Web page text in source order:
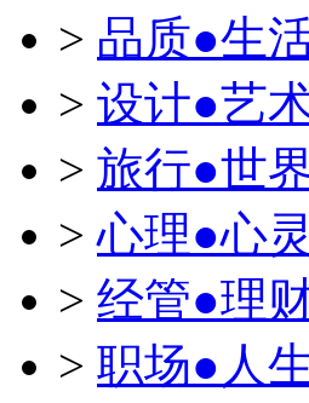
> 品质●生
> 设计●艺
> 旅行●世
>心理●心灵
> 经管●理
> 职场●人生